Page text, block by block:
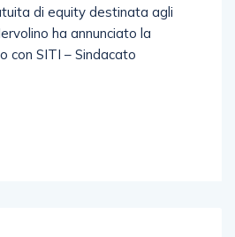
di equity destinata agli
ha annunciato la
con SITI – Sindacato